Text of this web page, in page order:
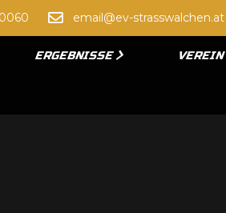
email@ev-strasswalchen.at
ERGEBNISSE VEREIN